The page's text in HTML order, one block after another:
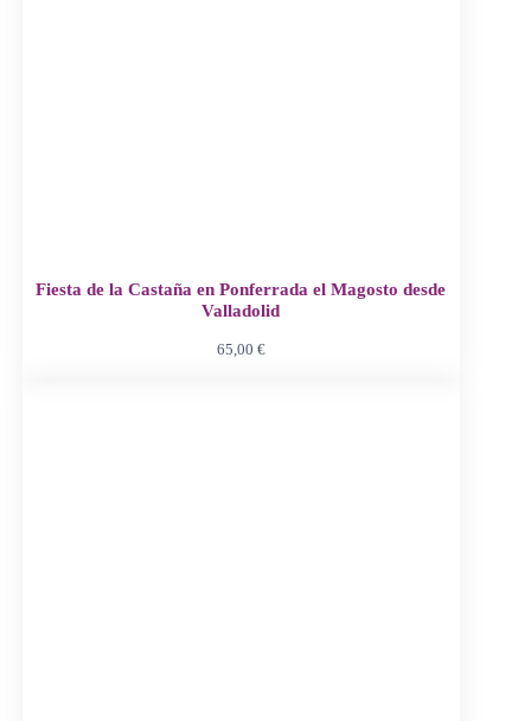
Fiesta de la Castaña en Ponferrada el Magosto desde
Valladolid
65,00 €